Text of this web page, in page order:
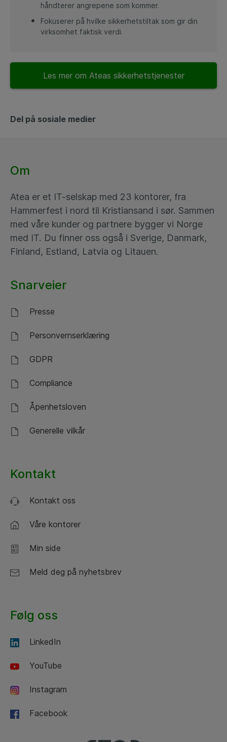
håndterer angrepene som kommer.
Fokuserer på hvilke sikkerhetstiltak som gir din
virksomhet faktisk verdi.
Les mer om Ateas sikkerhetstjenester
Del på sosiale medier
Om
Atea er et IT-selskap med 23 kontorer, fra
Hammerfest i nord til Kristiansand i sør. Sammen
med våre kunder og partnere bygger vi Norge
med IT. Du finner oss også i Sverige, Danmark,
Finland, Estland, Latvia og Litauen.
Snarveier
Presse
Personvernserklæring
GDPR
Compliance
Åpenhetsloven
Generelle vilkår
Kontakt
Kontakt oss
Våre kontorer
Min side
Meld deg på nyhetsbrev
Følg oss
LinkedIn
YouTube
Instagram
Facebook